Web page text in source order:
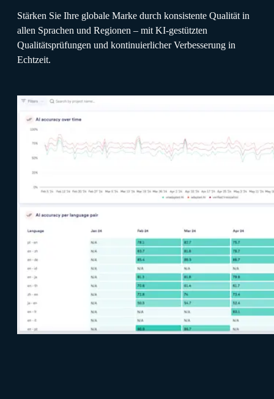
Stärken Sie Ihre globale Marke durch konsistente Qualität in
allen Sprachen und Regionen – mit KI-gestützten
Qualitätsprüfungen und kontinuierlicher Verbesserung in
Echtzeit.